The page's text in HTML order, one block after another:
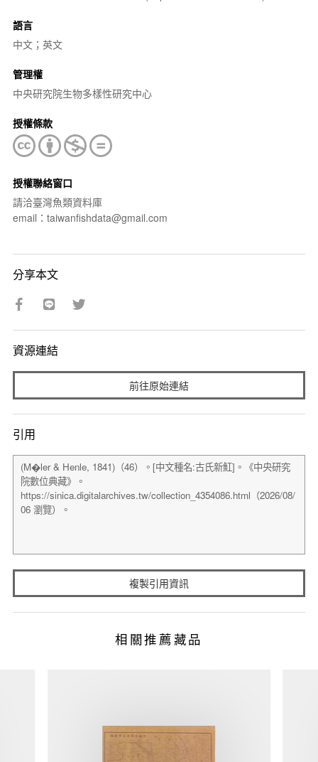
語言
中文；英文
管理權
中央研究院生物多樣性研究中心
授權條款
授權聯絡窗口
請洽臺灣魚類資料庫
email：taiwanfishdata@gmail.com
分享本文
資源連結
前往原始連結
引用
複製引用資訊
相關推薦藏品